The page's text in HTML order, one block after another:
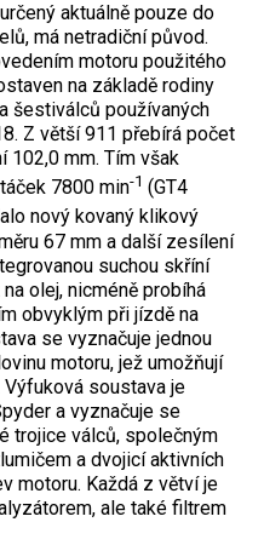
aktuálně pouze do
má netradiční původ.
motoru použitého
na základě rodiny
šestiválců používaných
Z větší 911 přebírá počet
102,0 mm. Tím však
7800 min-1 (GT4
nový kovaný klikový
67 mm a další zesílení
suchou skříní
olej, nicméně probíhá
obvyklým při jízdě na
se vyznačuje jednou
motoru, jež umožňují
soustava je
a vyznačuje se
trojice válců, společným
a dvojicí aktivních
motoru. Každá z větví je
ale také filtrem